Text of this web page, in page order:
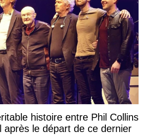
histoire entre Phil Collins
après le départ de ce dernier